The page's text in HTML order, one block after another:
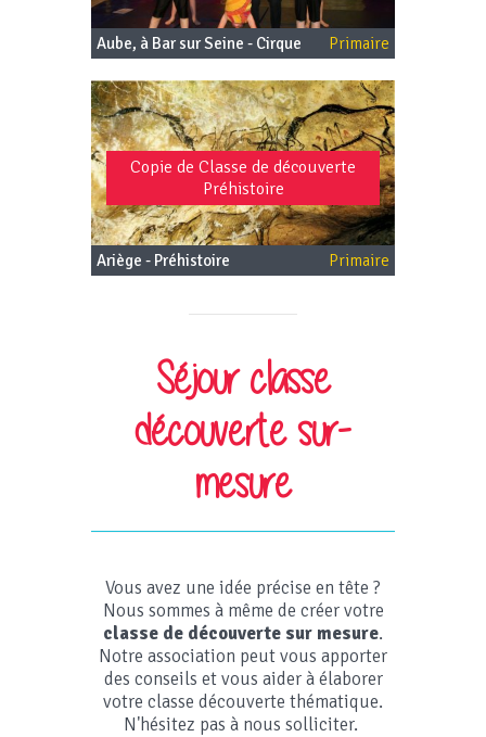
Aube, à Bar sur Seine - Cirque Primaire
Copie de Classe de découverte
Préhistoire
Ariège - Préhistoire Primaire
Séjour classe
découverte sur-
mesure
Vous avez une idée précise en tête ?
Nous sommes à même de créer votre
classe de découverte sur mesure.
Notre association peut vous apporter
des conseils et vous aider à élaborer
votre classe découverte thématique.
N'hésitez pas à nous solliciter.